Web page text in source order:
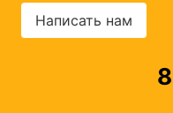
Написать нам